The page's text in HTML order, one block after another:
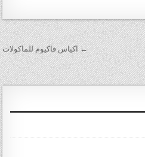
← اكياس فاكيوم للماكولات